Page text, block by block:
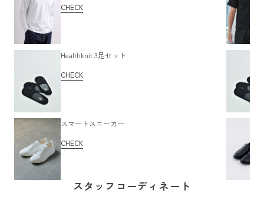
CHECK
Healthknit 3足セット
CHECK
スマートスニーカー
CHECK
スタッフコーディネート